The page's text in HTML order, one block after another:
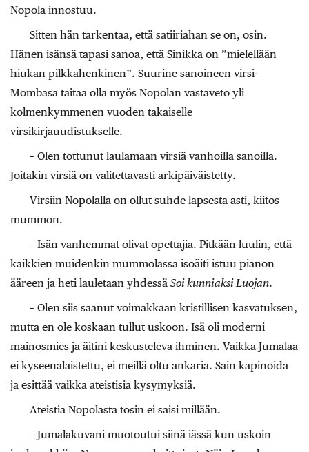
Nopola innostuu.
Sitten hän tarkentaa, että satiiriahan se on, osin.
Hänen isänsä tapasi sanoa, että Sinikka on ”mielellään
hiukan pilkkahenkinen”. Suurine sanoineen virsi-
Mombasa taitaa olla myös Nopolan vastaveto yli
kolmenkymmenen vuoden takaiselle
virsikirjauudistukselle.
– Olen tottunut laulamaan virsiä vanhoilla sanoilla.
Joitakin virsiä on valitettavasti arkipäiväistetty.
Virsiin Nopolalla on ollut suhde lapsesta asti, kiitos
mummon.
– Isän vanhemmat olivat opettajia. Pitkään luulin, että
kaikkien muidenkin mummolassa isoäiti istuu pianon
ääreen ja heti lauletaan yhdessä Soi kunniaksi Luojan.
– Olen siis saanut voimakkaan kristillisen kasvatuksen,
mutta en ole koskaan tullut uskoon. Isä oli moderni
mainosmies ja äitini keskusteleva ihminen. Vaikka Jumalaa
ei kyseenalaistettu, ei meillä oltu ankaria. Sain kapinoida
ja esittää vaikka ateistisia kysymyksiä.
Ateistia Nopolasta tosin ei saisi millään.
– Jumalakuvani muotoutui siinä iässä kun uskoin